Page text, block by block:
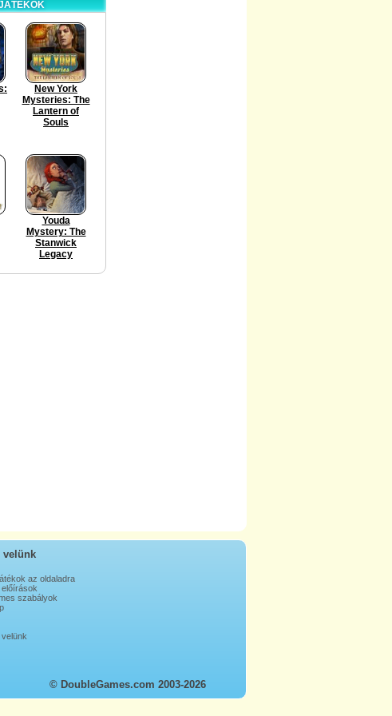
New York
Mysteries: The
Lantern of
Souls
Youda
Mystery: The
Stanwick
Legacy
velünk
az oldaladra
előírások
szabályok
© DoubleGames.com 2003-2026